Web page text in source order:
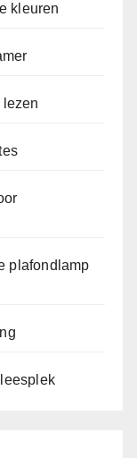
kleuren
plafondlamp